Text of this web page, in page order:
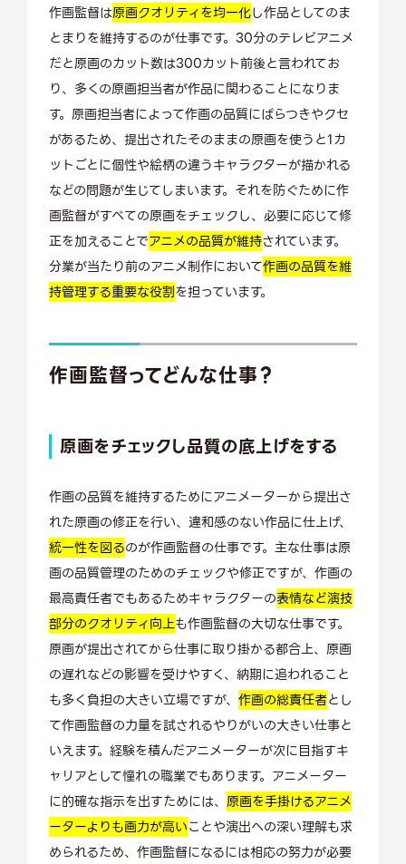
作画監督は原画クオリティを均一化し作品としてのま
とまりを維持するのが仕事です。30分のテレビアニメ
だと原画のカット数は300カット前後と言われてお
り、多くの原画担当者が作品に関わることになりま
す。原画担当者によって作画の品質にばらつきやクセ
があるため、提出されたそのままの原画を使うと1カ
ットごとに個性や絵柄の違うキャラクターが描かれる
などの問題が生じてしまいます。それを防ぐために作
画監督がすべての原画をチェックし、必要に応じて修
正を加えることでアニメの品質が維持されています。
分業が当たり前のアニメ制作において作画の品質を維
持管理する重要な役割を担っています。
作画監督ってどんな仕事？
原画をチェックし品質の底上げをする
作画の品質を維持するためにアニメーターから提出さ
れた原画の修正を行い、違和感のない作品に仕上げ、
統一性を図るのが作画監督の仕事です。主な仕事は原
画の品質管理のためのチェックや修正ですが、作画の
最高責任者でもあるためキャラクターの表情など演技
部分のクオリティ向上も作画監督の大切な仕事です。
原画が提出されてから仕事に取り掛かる都合上、原画
の遅れなどの影響を受けやすく、納期に追われること
も多く負担の大きい立場ですが、 作画の総責任者とし
て作画監督の力量を試されるやりがいの大きい仕事と
いえます。経験を積んだアニメーターが次に目指すキ
ャリアとして憧れの職業でもあります。アニメーター
に的確な指示を出すためには、 原画を手掛けるアニメ
ーターよりも画力が高いことや演出への深い理解も求
められるため、作画監督になるには相応の努力が必要